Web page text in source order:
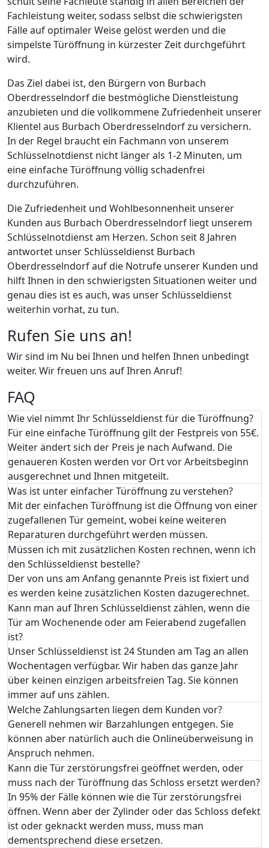
Fachleistung weiter, sodass selbst die schwierigsten
Fälle auf optimaler Weise gelöst werden und die
simpelste Türöffnung in kürzester Zeit durchgeführt
wird.
Das Ziel dabei ist, den Bürgern von Burbach
Oberdresselndorf die bestmögliche Dienstleistung
anzubieten und die vollkommene Zufriedenheit unserer
Klientel aus Burbach Oberdresselndorf zu versichern.
In der Regel braucht ein Fachmann von unserem
Schlüsselnotdienst nicht länger als 1-2 Minuten, um
eine einfache Türöffnung völlig schadenfrei
durchzuführen.
Die Zufriedenheit und Wohlbesonnenheit unserer
Kunden aus Burbach Oberdresselndorf liegt unserem
Schlüsselnotdienst am Herzen. Schon seit 8 Jahren
antwortet unser Schlüsseldienst Burbach
Oberdresselndorf auf die Notrufe unserer Kunden und
hilft Ihnen in den schwierigsten Situationen weiter und
genau dies ist es auch, was unser Schlüsseldienst
weiterhin vorhat, zu tun.
Rufen Sie uns an!
Wir sind im Nu bei Ihnen und helfen Ihnen unbedingt
weiter. Wir freuen uns auf Ihren Anruf!
FAQ
Wie viel nimmt Ihr Schlüsseldienst für die Türöffnung?
Für eine einfache Türöffnung gilt der Festpreis von 55€.
Weiter ändert sich der Preis je nach Aufwand. Die
genaueren Kosten werden vor Ort vor Arbeitsbeginn
ausgerechnet und Ihnen mitgeteilt.
Was ist unter einfacher Türöffnung zu verstehen?
Mit der einfachen Türöffnung ist die Öffnung von einer
zugefallenen Tür gemeint, wobei keine weiteren
Reparaturen durchgeführt werden müssen.
Müssen ich mit zusätzlichen Kosten rechnen, wenn ich
den Schlüsseldienst bestelle?
Der von uns am Anfang genannte Preis ist fixiert und
es werden keine zusätzlichen Kosten dazugerechnet.
Kann man auf Ihren Schlüsseldienst zählen, wenn die
Tür am Wochenende oder am Feierabend zugefallen
ist?
Unser Schlüsseldienst ist 24 Stunden am Tag an allen
Wochentagen verfügbar. Wir haben das ganze Jahr
über keinen einzigen arbeitsfreien Tag. Sie können
immer auf uns zählen.
Welche Zahlungsarten liegen dem Kunden vor?
Generell nehmen wir Barzahlungen entgegen. Sie
können aber natürlich auch die Onlineüberweisung in
Anspruch nehmen.
Kann die Tür zerstörungsfrei geöffnet werden, oder
muss nach der Türöffnung das Schloss ersetzt werden?
In 95% der Fälle können wie die Tür zerstörungsfrei
öffnen. Wenn aber der Zylinder oder das Schloss defekt
ist oder geknackt werden muss, muss man
dementsprechend diese ersetzen.